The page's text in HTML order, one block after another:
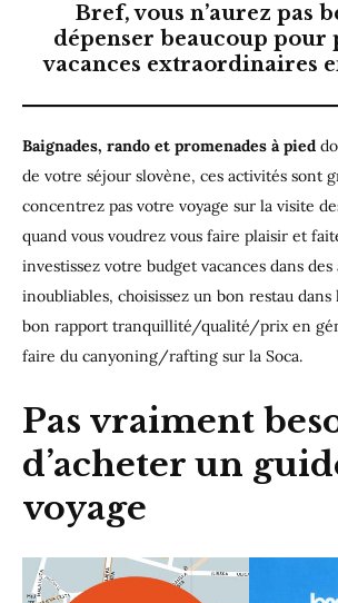
Bref, vous n’aurez pas
dépenser beaucoup pour
vacances extraordinaires
Baignades, rando et promenades à pied
de votre séjour slovène, ces activités sont
concentrez pas votre voyage sur la visite
quand vous voudrez vous faire plaisir et
investissez votre budget vacances dans
inoubliables, choisissez un bon restau dans
bon rapport tranquillité/qualité/prix en
faire du canyoning/rafting sur la Soca.
Pas vraiment
d’acheter un
voyage